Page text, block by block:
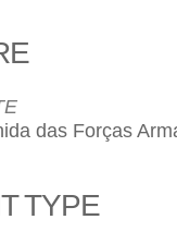
das Forças
TYPE